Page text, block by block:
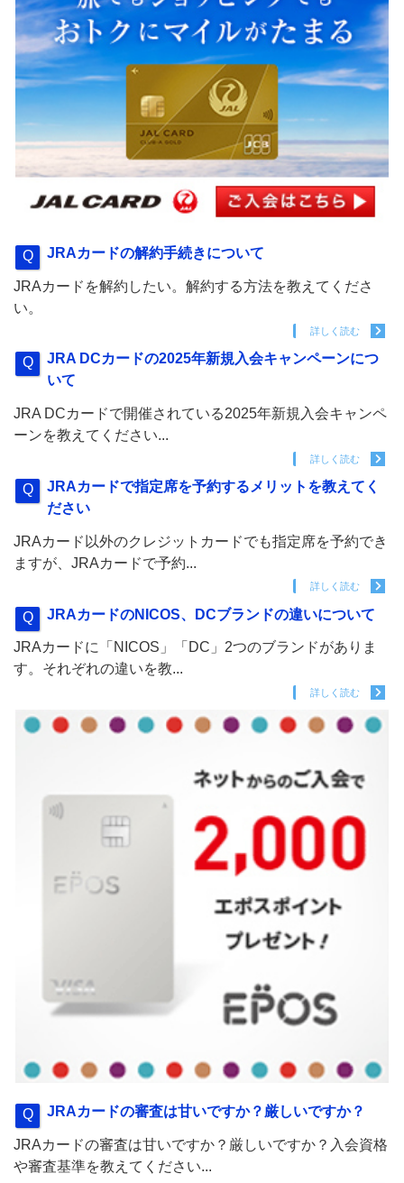
JRAカードの解約手続きについて
JRAカードを解約したい。解約する方法を教えてくださ
い。
詳しく読む
JRA DCカードの2025年新規入会キャンペーンにつ
いて
JRA DCカードで開催されている2025年新規入会キャンペ
ーンを教えてください...
詳しく読む
JRAカードで指定席を予約するメリットを教えてく
ださい
JRAカード以外のクレジットカードでも指定席を予約でき
ますが、JRAカードで予約...
詳しく読む
JRAカードのNICOS、DCブランドの違いについて
JRAカードに「NICOS」「DC」2つのブランドがありま
す。それぞれの違いを教...
詳しく読む
JRAカードの審査は甘いですか？厳しいですか？
JRAカードの審査は甘いですか？厳しいですか？入会資格
や審査基準を教えてください...